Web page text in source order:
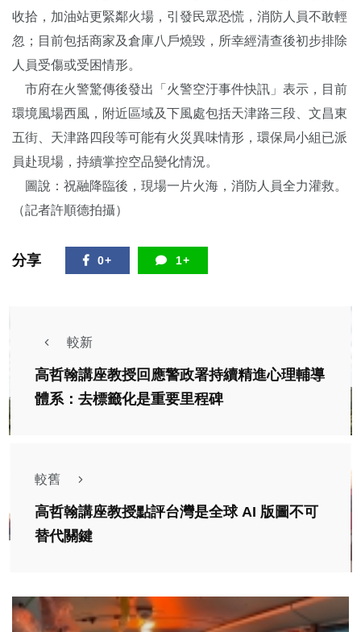
收拾，加油站更緊鄰火場，引發民眾恐慌，消防人員不敢輕
忽；目前包括商家及倉庫八戶燒毀，所幸經清查後初步排除
人員受傷或受困情形。
市府在火警驚傳後發出「火警空汙事件快訊」表示，目前
環境風場西風，附近區域及下風處包括天津路三段、文昌東
五街、天津路四段等可能有火災異味情形，環保局小組已派
員赴現場，持續掌控空品變化情況。
圖說：祝融降臨後，現場一片火海，消防人員全力灌救。
（記者許順德拍攝）
分享 0+ 1+
較新
高哲翰講座教授回應警政署持續精進心理輔導
體系：去標籤化是重要里程碑
較舊
高哲翰講座教授點評台灣是全球 AI 版圖不可
替代關鍵